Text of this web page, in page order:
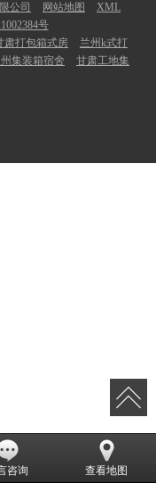
公司 网站地图
XML
号
肃打包箱式房
兰州k式打
集装箱宿舍
甘肃工地集
咨询 查看地图